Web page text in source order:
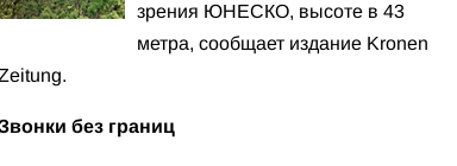
зрения ЮНЕСКО, высоте в 43
метра, сообщает издание Kronen
без границ